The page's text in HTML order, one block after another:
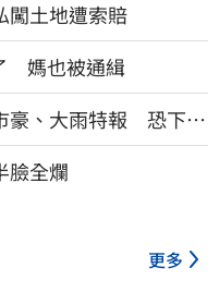
闖土地遭索賠
媽也被通緝
豪、大雨特報 恐下到
臉全爛
更多